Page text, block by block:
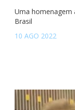
Uma homenagem
Brasil
10 AGO 2022